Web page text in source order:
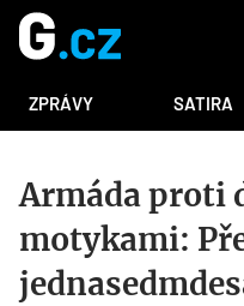
ZPRÁVY SATIRA
Armáda proti
motykami: